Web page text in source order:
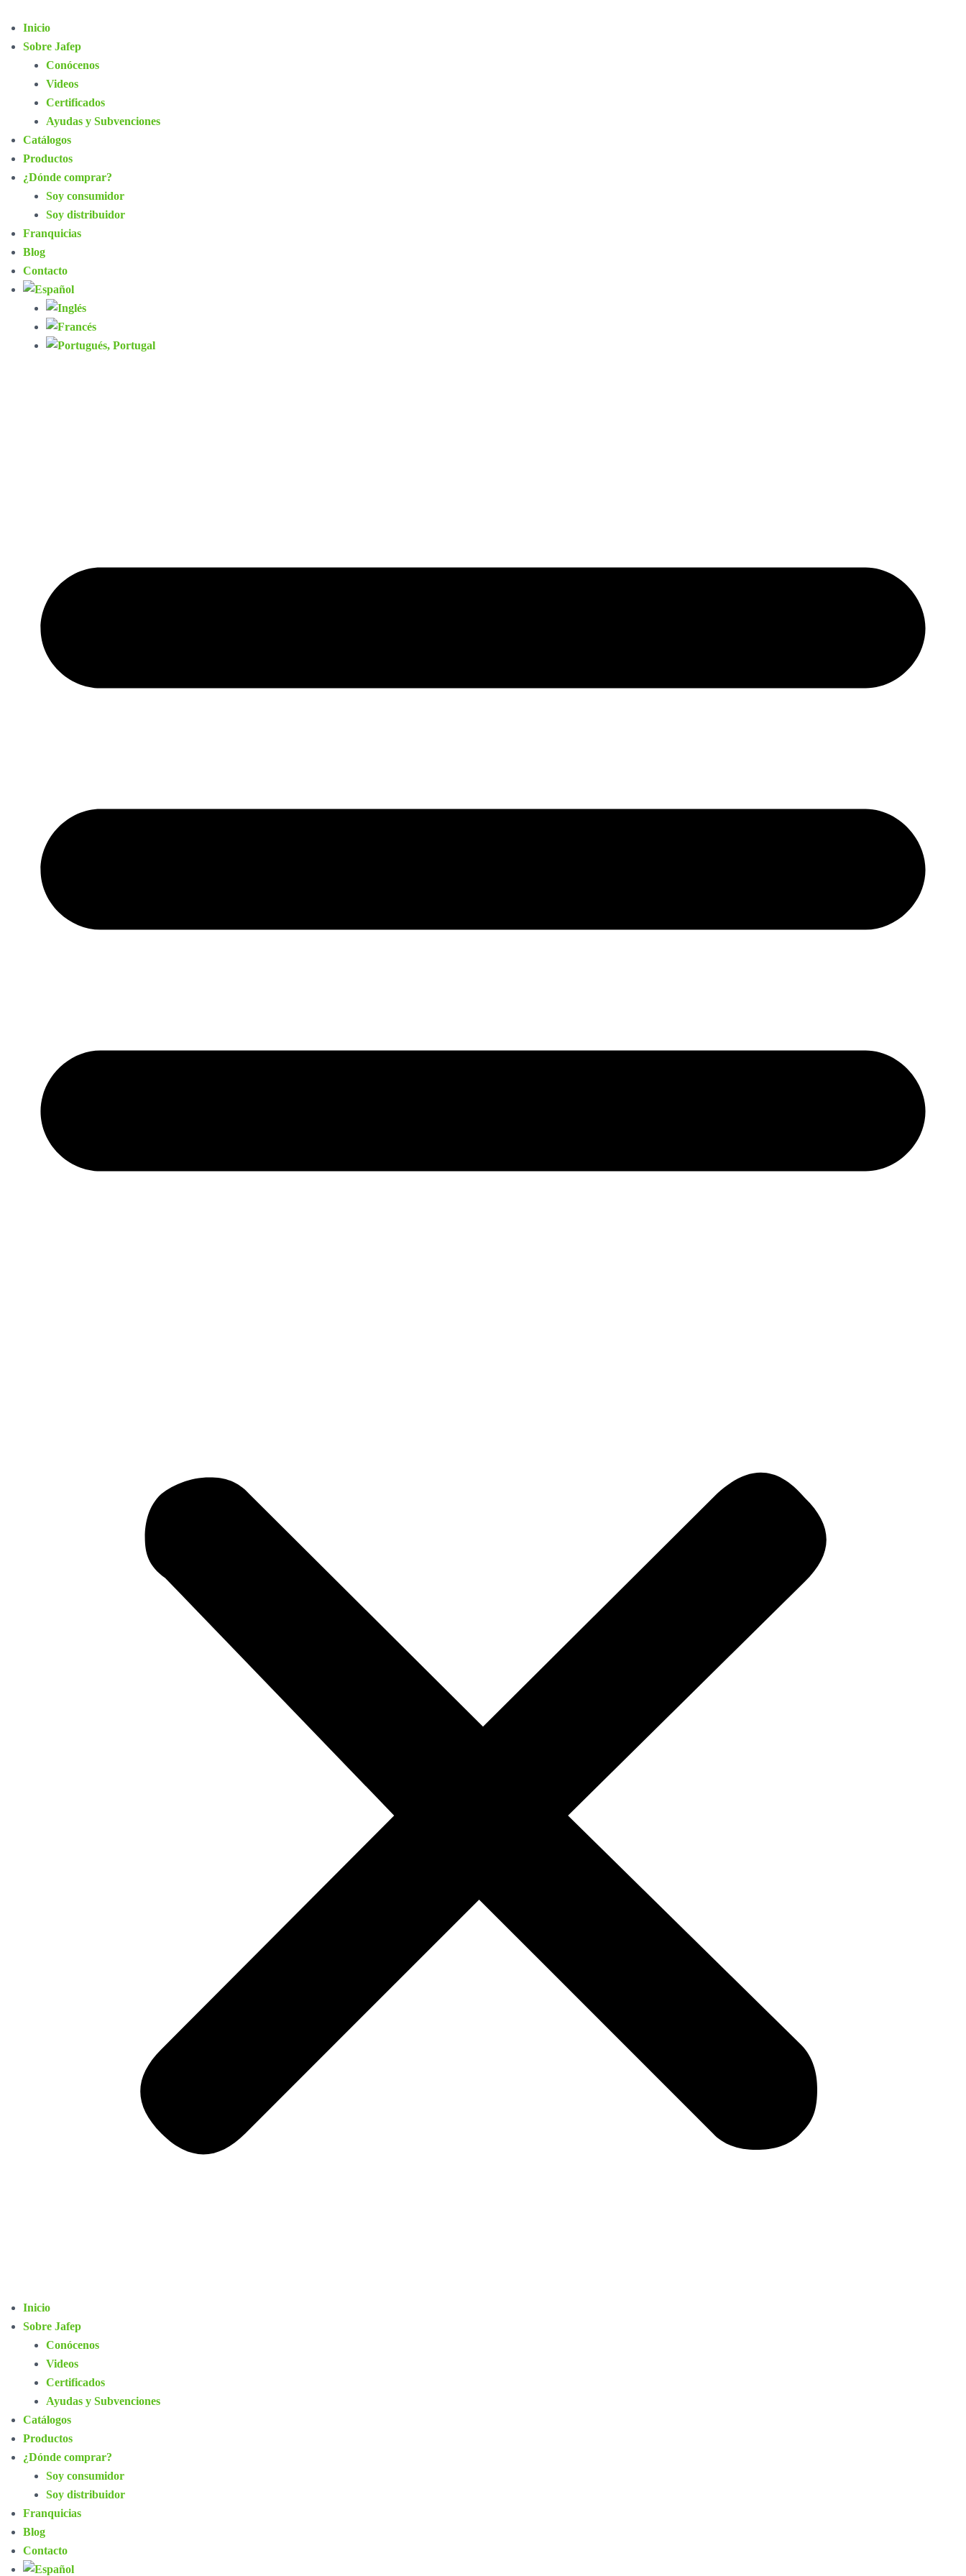
Inicio
Sobre Jafep
Conócenos
Videos
Certificados
Ayudas y Subvenciones
Catálogos
Productos
¿Dónde comprar?
Soy consumidor
Soy distribuidor
Franquicias
Blog
Contacto
Inicio
Sobre Jafep
Conócenos
Videos
Certificados
Ayudas y Subvenciones
Catálogos
Productos
¿Dónde comprar?
Soy consumidor
Soy distribuidor
Franquicias
Blog
Contacto